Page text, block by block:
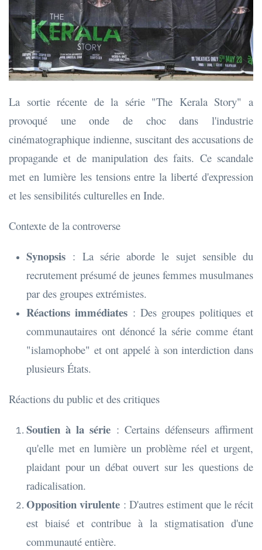
La sortie récente de la série "The Kerala Story" a
provoqué une onde de choc dans l'industrie
cinématographique indienne, suscitant des accusations de
propagande et de manipulation des faits. Ce scandale
met en lumière les tensions entre la liberté d'expression
et les sensibilités culturelles en Inde.
Contexte de la controverse
Synopsis : La série aborde le sujet sensible du
recrutement présumé de jeunes femmes musulmanes
par des groupes extrémistes.
Réactions immédiates : Des groupes politiques et
communautaires ont dénoncé la série comme étant
"islamophobe" et ont appelé à son interdiction dans
plusieurs États.
Réactions du public et des critiques
Soutien à la série : Certains défenseurs affirment
qu'elle met en lumière un problème réel et urgent,
plaidant pour un débat ouvert sur les questions de
radicalisation.
Opposition virulente : D'autres estiment que le récit
est biaisé et contribue à la stigmatisation d'une
communauté entière.